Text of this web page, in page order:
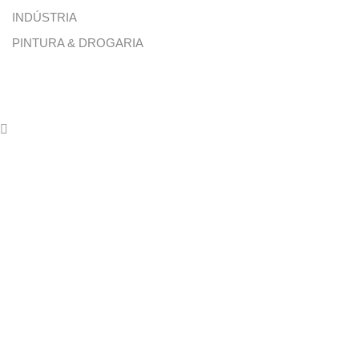
INDÚSTRIA
PINTURA & DROGARIA